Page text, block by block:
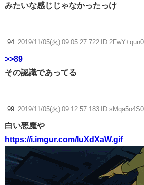
みたいな感じじゃなかったっけ
94: 2019/11/05(火) 09:05:27.722 ID:2FwY+qun0
>>89
その認識であってる
99: 2019/11/05(火) 09:12:57.183 ID:sMqa5o4S0
白い悪魔や
https://i.imgur.com/IuXdXaW.gif